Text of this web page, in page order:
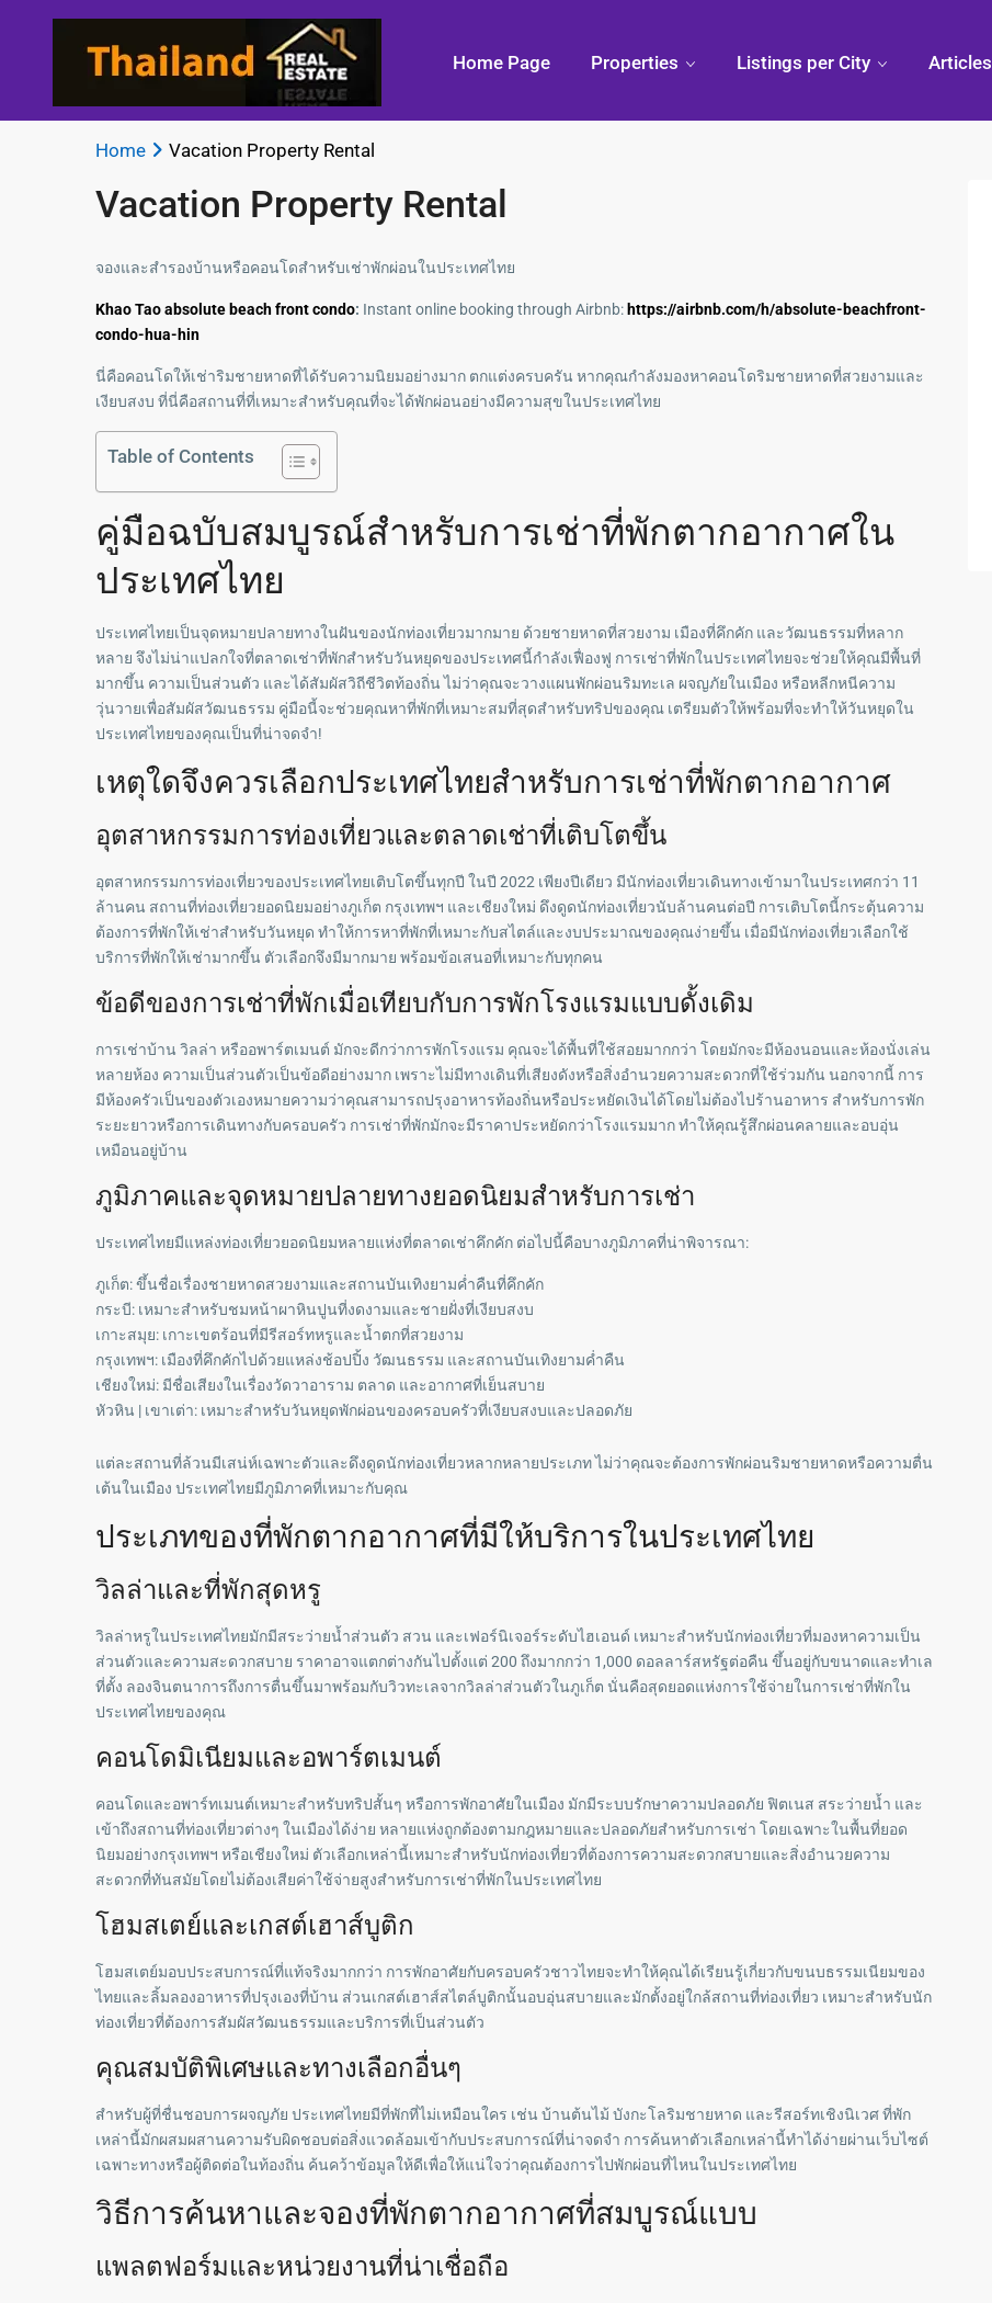
Home Page Properties Listings per City Articles
Home Vacation Property Rental
Vacation Property Rental
จองและสำรองบ้านหรือคอนโดสำหรับเช่าพักผ่อนในประเทศไทย
Khao Tao absolute beach front condo: Instant online booking through Airbnb: https://airbnb.com/h/absolute-beachfront-
condo-hua-hin
นี่คือคอนโดให้เช่าริมชายหาดที่ได้รับความนิยมอย่างมาก ตกแต่งครบครัน หากคุณกำลังมองหาคอนโดริมชายหาดที่สวยงามและ
เงียบสงบ ที่นี่คือสถานที่ที่เหมาะสำหรับคุณที่จะได้พักผ่อนอย่างมีความสุขในประเทศไทย
Table of Contents
คู่มือฉบับสมบูรณ์สำหรับการเช่าที่พักตากอากาศใน
ประเทศไทย
ประเทศไทยเป็นจุดหมายปลายทางในฝันของนักท่องเที่ยวมากมาย ด้วยชายหาดที่สวยงาม เมืองที่คึกคัก และวัฒนธรรมที่หลาก
หลาย จึงไม่น่าแปลกใจที่ตลาดเช่าที่พักสำหรับวันหยุดของประเทศนี้กำลังเฟื่องฟู การเช่าที่พักในประเทศไทยจะช่วยให้คุณมีพื้นที่
มากขึ้น ความเป็นส่วนตัว และได้สัมผัสวิถีชีวิตท้องถิ่น ไม่ว่าคุณจะวางแผนพักผ่อนริมทะเล ผจญภัยในเมือง หรือหลีกหนีความ
วุ่นวายเพื่อสัมผัสวัฒนธรรม คู่มือนี้จะช่วยคุณหาที่พักที่เหมาะสมที่สุดสำหรับทริปของคุณ เตรียมตัวให้พร้อมที่จะทำให้วันหยุดใน
ประเทศไทยของคุณเป็นที่น่าจดจำ!
เหตุใดจึงควรเลือกประเทศไทยสำหรับการเช่าที่พักตากอากาศ
อุตสาหกรรมการท่องเที่ยวและตลาดเช่าที่เติบโตขึ้น
อุตสาหกรรมการท่องเที่ยวของประเทศไทยเติบโตขึ้นทุกปี ในปี 2022 เพียงปีเดียว มีนักท่องเที่ยวเดินทางเข้ามาในประเทศกว่า 11
ล้านคน สถานที่ท่องเที่ยวยอดนิยมอย่างภูเก็ต กรุงเทพฯ และเชียงใหม่ ดึงดูดนักท่องเที่ยวนับล้านคนต่อปี การเติบโตนี้กระตุ้นความ
ต้องการที่พักให้เช่าสำหรับวันหยุด ทำให้การหาที่พักที่เหมาะกับสไตล์และงบประมาณของคุณง่ายขึ้น เมื่อมีนักท่องเที่ยวเลือกใช้
บริการที่พักให้เช่ามากขึ้น ตัวเลือกจึงมีมากมาย พร้อมข้อเสนอที่เหมาะกับทุกคน
ข้อดีของการเช่าที่พักเมื่อเทียบกับการพักโรงแรมแบบดั้งเดิม
การเช่าบ้าน วิลล่า หรืออพาร์ตเมนต์ มักจะดีกว่าการพักโรงแรม คุณจะได้พื้นที่ใช้สอยมากกว่า โดยมักจะมีห้องนอนและห้องนั่งเล่น
หลายห้อง ความเป็นส่วนตัวเป็นข้อดีอย่างมาก เพราะไม่มีทางเดินที่เสียงดังหรือสิ่งอำนวยความสะดวกที่ใช้ร่วมกัน นอกจากนี้ การ
มีห้องครัวเป็นของตัวเองหมายความว่าคุณสามารถปรุงอาหารท้องถิ่นหรือประหยัดเงินได้โดยไม่ต้องไปร้านอาหาร สำหรับการพัก
ระยะยาวหรือการเดินทางกับครอบครัว การเช่าที่พักมักจะมีราคาประหยัดกว่าโรงแรมมาก ทำให้คุณรู้สึกผ่อนคลายและอบอุ่น
เหมือนอยู่บ้าน
ภูมิภาคและจุดหมายปลายทางยอดนิยมสำหรับการเช่า
ประเทศไทยมีแหล่งท่องเที่ยวยอดนิยมหลายแห่งที่ตลาดเช่าคึกคัก ต่อไปนี้คือบางภูมิภาคที่น่าพิจารณา:
ภูเก็ต: ขึ้นชื่อเรื่องชายหาดสวยงามและสถานบันเทิงยามค่ำคืนที่คึกคัก
กระบี: เหมาะสำหรับชมหน้าผาหินปูนที่งดงามและชายฝั่งที่เงียบสงบ
เกาะสมุย: เกาะเขตร้อนที่มีรีสอร์ทหรูและน้ำตกที่สวยงาม
กรุงเทพฯ: เมืองที่คึกคักไปด้วยแหล่งช้อปปิ้ง วัฒนธรรม และสถานบันเทิงยามค่ำคืน
เชียงใหม่: มีชื่อเสียงในเรื่องวัดวาอาราม ตลาด และอากาศที่เย็นสบาย
หัวหิน | เขาเต่า: เหมาะสำหรับวันหยุดพักผ่อนของครอบครัวที่เงียบสงบและปลอดภัย
แต่ละสถานที่ล้วนมีเสน่ห์เฉพาะตัวและดึงดูดนักท่องเที่ยวหลากหลายประเภท ไม่ว่าคุณจะต้องการพักผ่อนริมชายหาดหรือความตื่น
เต้นในเมือง ประเทศไทยมีภูมิภาคที่เหมาะกับคุณ
ประเภทของที่พักตากอากาศที่มีให้บริการในประเทศไทย
วิลล่าและที่พักสุดหรู
วิลล่าหรูในประเทศไทยมักมีสระว่ายน้ำส่วนตัว สวน และเฟอร์นิเจอร์ระดับไฮเอนด์ เหมาะสำหรับนักท่องเที่ยวที่มองหาความเป็น
ส่วนตัวและความสะดวกสบาย ราคาอาจแตกต่างกันไปตั้งแต่ 200 ถึงมากกว่า 1,000 ดอลลาร์สหรัฐต่อคืน ขึ้นอยู่กับขนาดและทำเล
ที่ตั้ง ลองจินตนาการถึงการตื่นขึ้นมาพร้อมกับวิวทะเลจากวิลล่าส่วนตัวในภูเก็ต นั่นคือสุดยอดแห่งการใช้จ่ายในการเช่าที่พักใน
ประเทศไทยของคุณ
คอนโดมิเนียมและอพาร์ตเมนต์
คอนโดและอพาร์ทเมนต์เหมาะสำหรับทริปสั้นๆ หรือการพักอาศัยในเมือง มักมีระบบรักษาความปลอดภัย ฟิตเนส สระว่ายน้ำ และ
เข้าถึงสถานที่ท่องเที่ยวต่างๆ ในเมืองได้ง่าย หลายแห่งถูกต้องตามกฎหมายและปลอดภัยสำหรับการเช่า โดยเฉพาะในพื้นที่ยอด
นิยมอย่างกรุงเทพฯ หรือเชียงใหม่ ตัวเลือกเหล่านี้เหมาะสำหรับนักท่องเที่ยวที่ต้องการความสะดวกสบายและสิ่งอำนวยความ
สะดวกที่ทันสมัยโดยไม่ต้องเสียค่าใช้จ่ายสูงสำหรับการเช่าที่พักในประเทศไทย
โฮมสเตย์และเกสต์เฮาส์บูติก
โฮมสเตย์มอบประสบการณ์ที่แท้จริงมากกว่า การพักอาศัยกับครอบครัวชาวไทยจะทำให้คุณได้เรียนรู้เกี่ยวกับขนบธรรมเนียมของ
ไทยและลิ้มลองอาหารที่ปรุงเองที่บ้าน ส่วนเกสต์เฮาส์สไตล์บูติกนั้นอบอุ่นสบายและมักตั้งอยู่ใกล้สถานที่ท่องเที่ยว เหมาะสำหรับนัก
ท่องเที่ยวที่ต้องการสัมผัสวัฒนธรรมและบริการที่เป็นส่วนตัว
คุณสมบัติพิเศษและทางเลือกอื่นๆ
สำหรับผู้ที่ชื่นชอบการผจญภัย ประเทศไทยมีที่พักที่ไม่เหมือนใคร เช่น บ้านต้นไม้ บังกะโลริมชายหาด และรีสอร์ทเชิงนิเวศ ที่พัก
เหล่านี้มักผสมผสานความรับผิดชอบต่อสิ่งแวดล้อมเข้ากับประสบการณ์ที่น่าจดจำ การค้นหาตัวเลือกเหล่านี้ทำได้ง่ายผ่านเว็บไซต์
เฉพาะทางหรือผู้ติดต่อในท้องถิ่น ค้นคว้าข้อมูลให้ดีเพื่อให้แน่ใจว่าคุณต้องการไปพักผ่อนที่ไหนในประเทศไทย
วิธีการค้นหาและจองที่พักตากอากาศที่สมบูรณ์แบบ
แพลตฟอร์มและหน่วยงานที่น่าเชื่อถือ